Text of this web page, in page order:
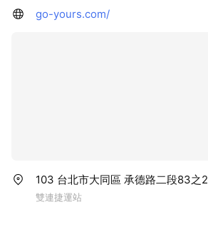
go-yours.com/
103 台北市大同區 承德路二段83之2
雙連捷運站